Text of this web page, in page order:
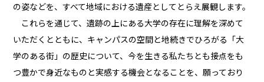
の姿などを、すべて地域における遺産としてとらえ展観します。
これらを通じて、遺跡の上にある大学の存在に理解を深めて
いただくとともに、キャンパスの空間と地続きでひろがる「大
学のある街」の歴史について、今を生きる私たちとも接点をも
つ豊かで身近なものと実感する機会となることを、願っており